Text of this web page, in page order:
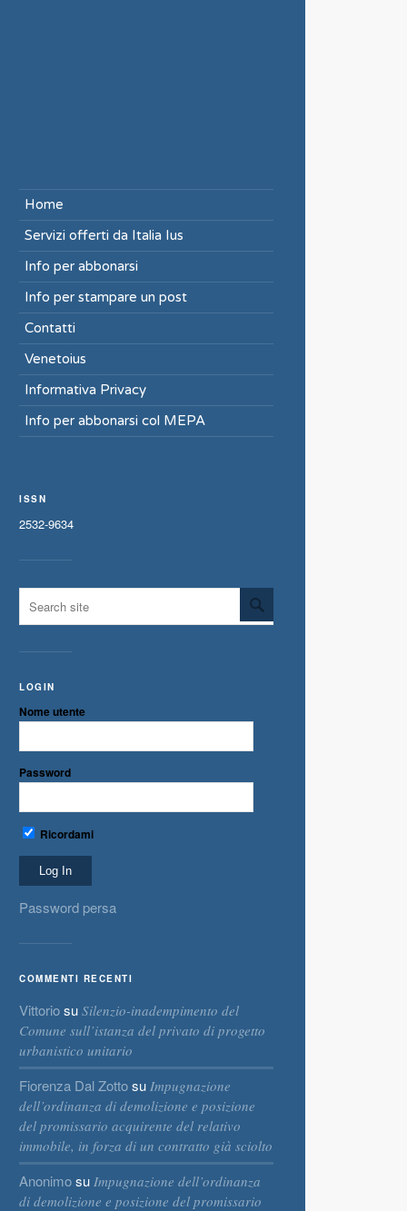
Home
Servizi offerti da Italia Ius
Info per abbonarsi
Info per stampare un post
Contatti
Venetoius
Informativa Privacy
Info per abbonarsi col MEPA
ISSN
2532-9634
LOGIN
Nome utente
Password
Ricordami
Password persa
COMMENTI RECENTI
Vittoriosu Silenzio-inadempimento del
Comune sull’istanza del privato di progetto
urbanistico unitario
Fiorenza Dal Zottosu Impugnazione
dell’ordinanza di demolizione e posizione
del promissario acquirente del relativo
immobile, in forza di un contratto già sciolto
Anonimosu Impugnazione dell’ordinanza
di demolizione e posizione del promissario